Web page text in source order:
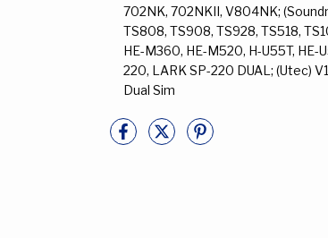
702NK, 702NKII, V804NK;
TS808, TS908, TS928, TS518,
HE-M360, HE-M520, H-U55T, HE-
220, LARK SP-220 DUAL; (Utec)
Dual Sim